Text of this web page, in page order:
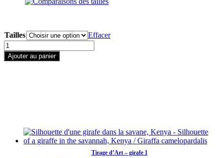
Tailles
Effacer
quantité
de
Tirage
Ajouter au panier
Tirage d’Art – girafe 1